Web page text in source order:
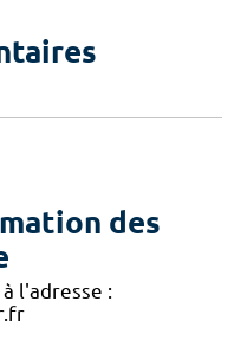
des
l'adresse :